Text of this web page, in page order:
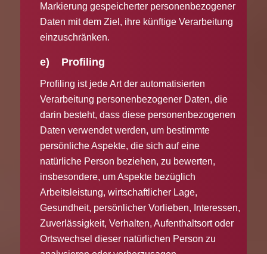
Markierung gespeicherter personenbezogener
Daten mit dem Ziel, ihre künftige Verarbeitung
einzuschränken.
e) Profiling
Profiling ist jede Art der automatisierten
Verarbeitung personenbezogener Daten, die
darin besteht, dass diese personenbezogenen
Daten verwendet werden, um bestimmte
persönliche Aspekte, die sich auf eine
natürliche Person beziehen, zu bewerten,
insbesondere, um Aspekte bezüglich
Arbeitsleistung, wirtschaftlicher Lage,
Gesundheit, persönlicher Vorlieben, Interessen,
Zuverlässigkeit, Verhalten, Aufenthaltsort oder
Ortswechsel dieser natürlichen Person zu